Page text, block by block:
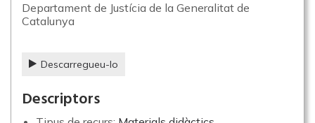
Departament de Justícia de la Generalitat de
Catalunya
Descarregueu-lo
Descriptors